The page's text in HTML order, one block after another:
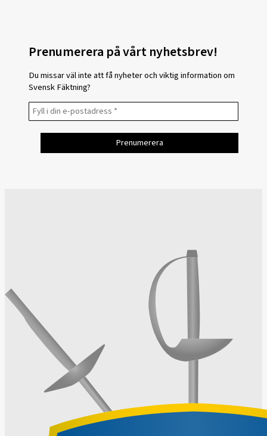
Prenumerera på vårt nyhetsbrev!
Du missar väl inte att få nyheter och viktig information om
Svensk Fäktning?